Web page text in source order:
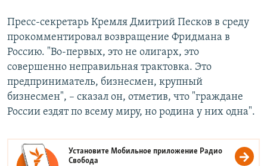
Пресс-секретарь Кремля Дмитрий Песков в среду
прокомментировал возвращение Фридмана в
Россию. "Во-первых, это не олигарх, это
совершенно неправильная трактовка. Это
предприниматель, бизнесмен, крупный
бизнесмен", – сказал он, отметив, что "граждане
России ездят по всему миру, но родина у них одна".
Установите Мобильное приложение Радио
Свобода